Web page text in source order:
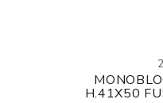
H.41X50